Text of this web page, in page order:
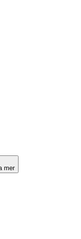
mer